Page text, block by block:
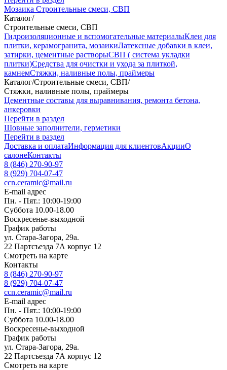
Мозаика Строительные смеси, СВП
Каталог/
Строительные смеси, СВП
Гидроизоляционные и вспомогательные материалыКлеи для
плитки, керамогранита, мозаикиЛатексные добавки в клеи,
затирки, цементные растворыСВП ( система укладки
плитки)Средства для очистки и ухода за плиткой,
камнемСтяжки, наливные полы, праймеры
Каталог/Строительные смеси, СВП/
Стяжки, наливные полы, праймеры
Цементные составы для выравнивания, ремонта бетона,
анкеровки
Перейти в раздел
Шовные заполнители, герметики
Перейти в раздел
Доставка и оплатаИнформация для клиентовАкцииО
салонеКонтакты
8 (846) 270-90-97
8 (929) 704-07-47
ccn.ceramic@mail.ru
E-mail адрес
Пн. - Пят.: 10:00-19:00
Суббота 10.00-18.00
Воскресенье-выходной
График работы
ул. Стара-Загора, 29а.
22 Партсъезда 7А корпус 12
Смотреть на карте
Контакты
8 (846) 270-90-97
8 (929) 704-07-47
ccn.ceramic@mail.ru
E-mail адрес
Пн. - Пят.: 10:00-19:00
Суббота 10.00-18.00
Воскресенье-выходной
График работы
ул. Стара-Загора, 29а.
22 Партсъезда 7А корпус 12
Смотреть на карте